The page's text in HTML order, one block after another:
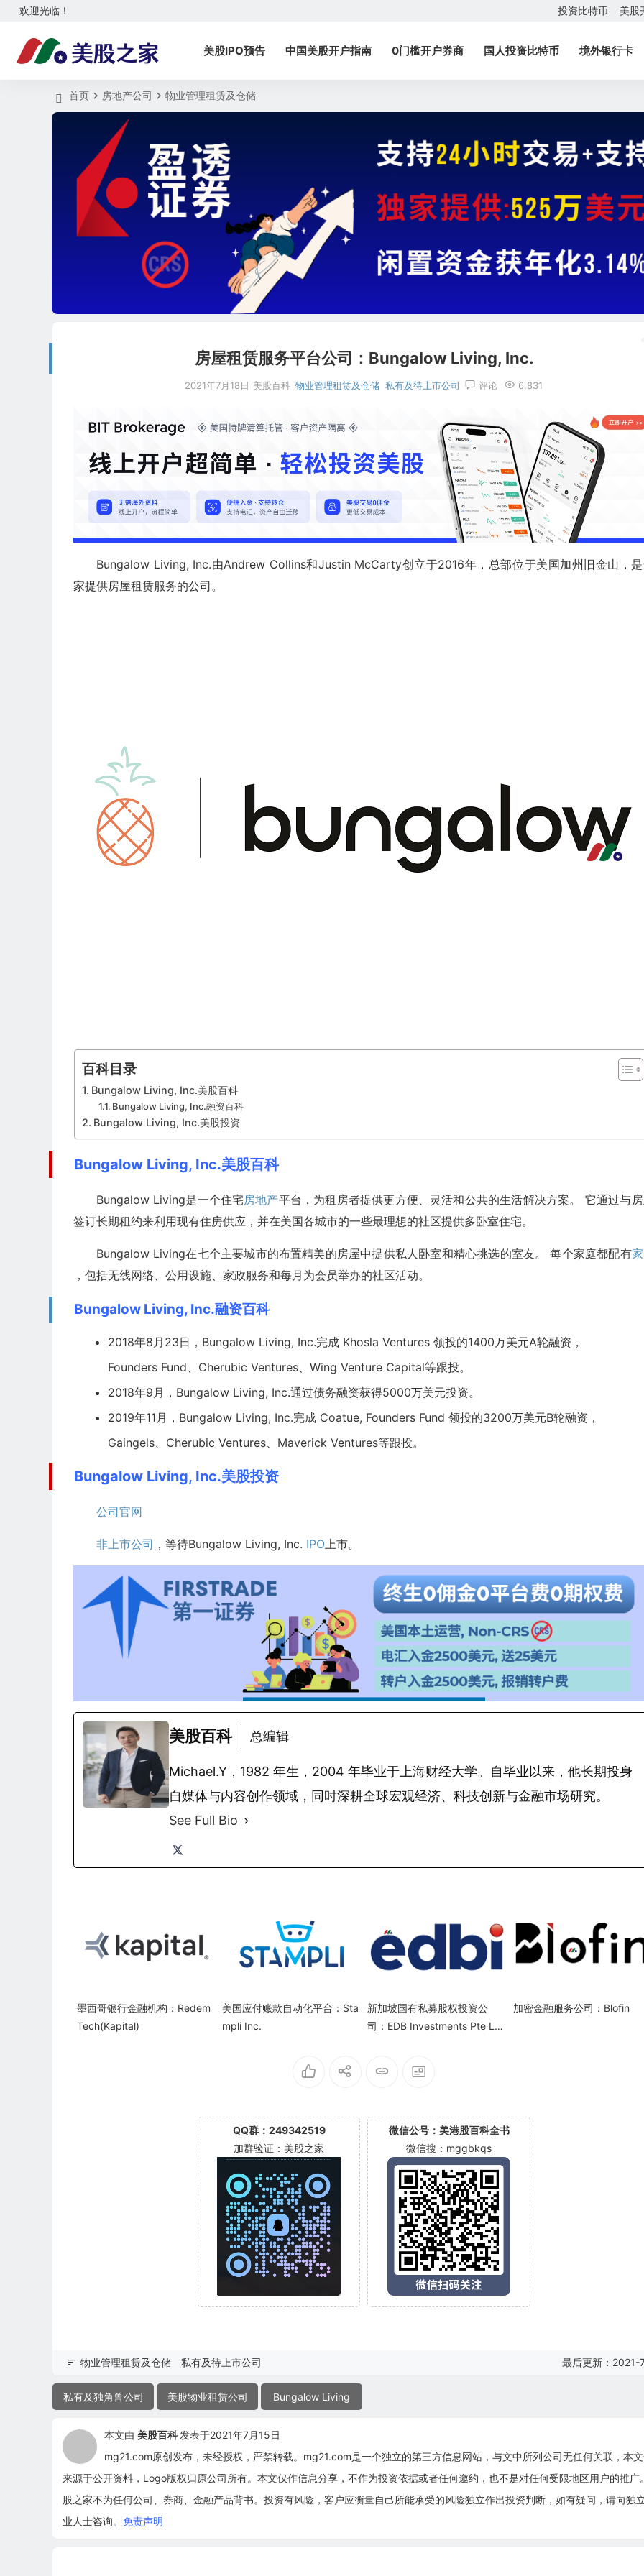
欢迎光临！ 投资比特币 美股
美股IPO预告 中国美股开户指南 0门槛开户券商 国人投资比特币 境外银行卡
首页 房地产公司 物业管理租赁及仓储
房屋租赁服务平台公司：Bungalow Living, Inc.
2021年7月18日 美股百科 物业管理租赁及仓储 私有及待上市公司 评论 6,831
Bungalow Living, Inc.由Andrew Collins和Justin McCarty创立于2016年，总部位于美国加州旧金山，
家提供房屋租赁服务的公司。
百科目录
Bungalow Living, Inc.美股百科
Bungalow Living, Inc.融资百科
Bungalow Living, Inc.美股投资
Bungalow Living, Inc.美股百科
Bungalow Living是一个住宅房地产平台，为租房者提供更方便、灵活和公共的生活解决方案。 它通过与
签订长期租约来利用现有住房供应，并在美国各城市的一些最理想的社区提供多卧室住宅。
Bungalow Living在七个主要城市的布置精美的房屋中提供私人卧室和精心挑选的室友。 每个家庭都配有
，包括无线网络、公用设施、家政服务和每月为会员举办的社区活动。
Bungalow Living, Inc.融资百科
2018年8月23日，Bungalow Living, Inc.完成 Khosla Ventures 领投的1400万美元A轮融资，
Founders Fund 、Cherubic Ventures、Wing Venture Capital等跟投。
2018年9月，Bungalow Living, Inc.通过债务融资获得5000万美元投资。
2019年11月，Bungalow Living, Inc.完成 Coatue, Founders Fund 领投的3200万美元B轮融资，
Gaingels 、Cherubic Ventures、Maverick Ventures等跟投。
Bungalow Living, Inc.美股投资
公司官网
非上市公司 ，等待Bungalow Living, Inc. IPO 上市。
美股百科 总编辑
Michael.Y，1982 年生，2004 年毕业于上海财经大学。自毕业以来，他长期投身
自媒体与内容创作领域，同时深耕全球宏观经济、科技创新与金融市场研究。
See Full Bio
墨西哥银行金融机构：Redem
Tech(Kapital)
美国应付账款自动化平台：Sta
mpli Inc.
新加坡国有私募股权投资公
司：EDB Investments Pte Lt
加密金融服务公司：Blofin
QQ群：249342519
加群验证：美股之家
微信公号：美港股百科全书
微信搜：mggbkqs
物业管理租赁及仓储 私有及待上市公司 最后更新：2021-
私有及独角兽公司 美股物业租赁公司 Bungalow Living
本文由 美股百科 发表于2021年7月15日
mg21.com原创发布，未经授权，严禁转载。mg21.com是一个独立的第三方信息网站，与文中所列公司无任何关联，本
来源于公开资料，Logo版权归原公司所有。本文仅作信息分享，不作为投资依据或者任何邀约，也不是对任何受限地区用户的推广
股之家不为任何公司、券商、金融产品背书。投资有风险，客户应衡量自己所能承受的风险独立作出投资判断，如有疑问，请向独
业人士咨询。 免责声明